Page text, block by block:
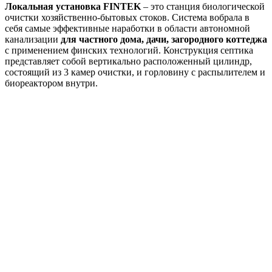
Локальная установка FINTEK – это станция биологической
очистки хозяйственно-бытовых стоков. Система вобрала в
себя самые эффективные наработки в области автономной
канализации для частного дома, дачи, загородного коттеджа
с применением финских технологий. Конструкция септика
представляет собой вертикально расположенный цилиндр,
состоящий из 3 камер очистки, и горловину с распылителем и
биореактором внутри.